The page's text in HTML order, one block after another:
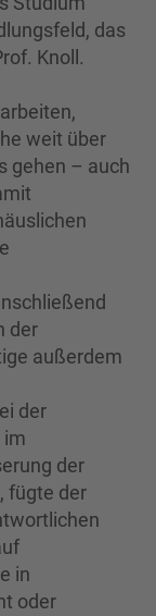
das
Knoll.
weit über
gehen – auch
der
außerdem
der
im
der
fügte der
in
oder